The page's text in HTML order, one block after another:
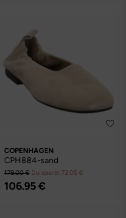
COPENHAGEN
CPH884-sand
179.00 € Du sparst 72.05 €
106.95 €